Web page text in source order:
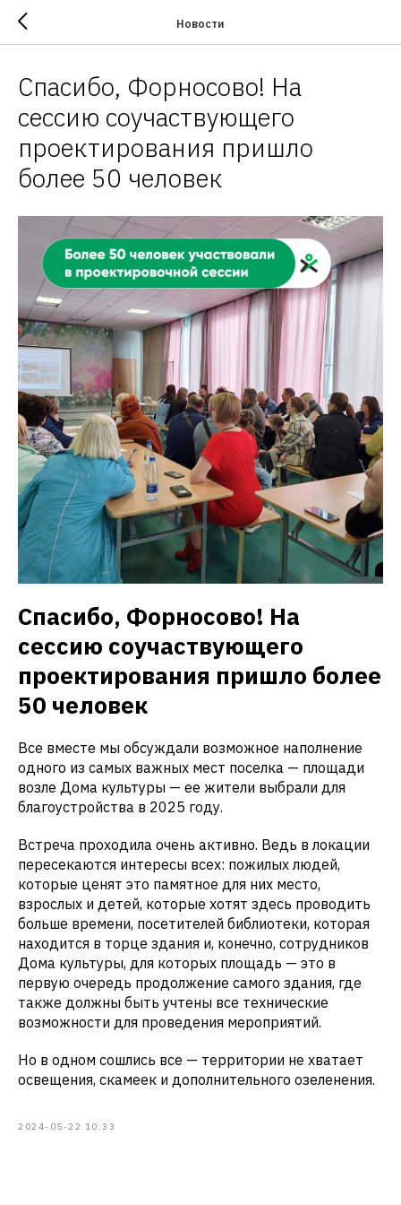
Новости
Спасибо, Форносово! На
сессию соучаствующего
проектирования пришло
более 50 человек
Спасибо, Форносово! На
сессию соучаствующего
проектирования пришло более
50 человек
Все вместе мы обсуждали возможное наполнение
одного из самых важных мест поселка — площади
возле Дома культуры — ее жители выбрали для
благоустройства в 2025 году.
Встреча проходила очень активно. Ведь в локации
пересекаются интересы всех: пожилых людей,
которые ценят это памятное для них место,
взрослых и детей, которые хотят здесь проводить
больше времени, посетителей библиотеки, которая
находится в торце здания и, конечно, сотрудников
Дома культуры, для которых площадь — это в
первую очередь продолжение самого здания, где
также должны быть учтены все технические
возможности для проведения мероприятий.
Но в одном сошлись все — территории не хватает
освещения, скамеек и дополнительного озеленения.
2024-05-22 10:33